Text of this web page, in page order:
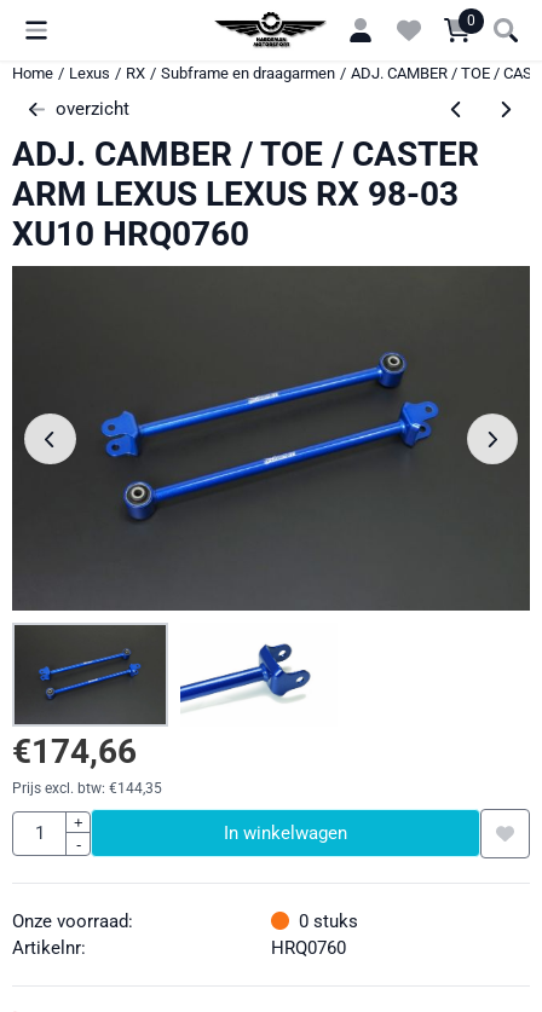
Cookievoorkeuren zijn momenteel gesloten. 0
Home / Lexus / RX / Subframe en draagarmen / ADJ. CAMBER / TOE /
overzicht
ADJ. CAMBER / TOE / CASTER
ARM LEXUS LEXUS RX 98-03
XU10 HRQ0760
€174,66
Prijs excl. btw: €144,35
Aantal
+
-
In winkelwagen
Onze voorraad: 0 stuks
Artikelnr:
HRQ0760